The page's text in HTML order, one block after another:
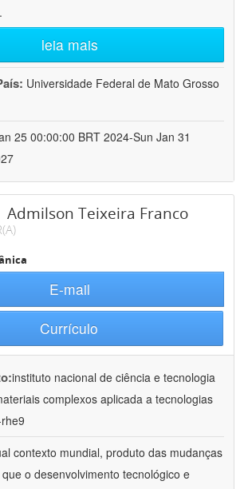
leia mais
Universidade Federal de Mato Grosso
25 00:00:00 BRT 2024-Sun Jan 31
Admilson Teixeira Franco
E-mail
Currículo
instituto nacional de ciência e tecnologia
complexos aplicada a tecnologias
contexto mundial, produto das mudanças
o desenvolvimento tecnológico e